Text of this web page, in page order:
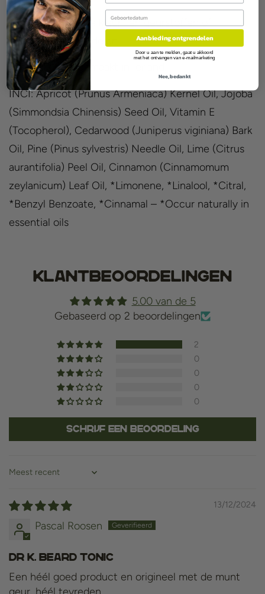
Geen kunstmatige kleur- en geurstoffen of
conserveringsmiddelen.
Baardolie handgemaakt in Ierland.
INCI: Apricot (Prunus Armeniaca) Kernel Oil, Jojoba
(Simmondsia Chinensis) Seed Oil, Vitamin E
(Tocopherol), Cedarwood (Juniperus viginiana) Bark
Oil, Pine (Pinus sylvestris) Needle Oil, Lime (Citrus
aurantifolia) Peel Oil, Cinnamon (Cinnamomum
zeylanicum) Leaf Oil, *Limonene, *Linalool, *Citral,
*Benzyl Benzoate, *Cinnamal – *Occur naturally in
essential oils
Klantbeoordelingen
5.00 van de 5
Gebaseerd op 2 beoordelingen
2
0
0
0
0
Schrijf een beoordeling
Sort by
13/12/2024
Pascal Roosen
Dr K. Beard Tonic
Een héél goed product en origineel met de munt
Birthday
Aanbieding ontgrendelen
Door u aan te melden, gaat u akkoord
met het ontvangen van e-mailmarketing
Nee, bedankt